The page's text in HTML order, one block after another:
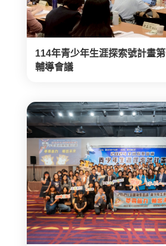
114年青少年生涯探索號計畫
輔導會議